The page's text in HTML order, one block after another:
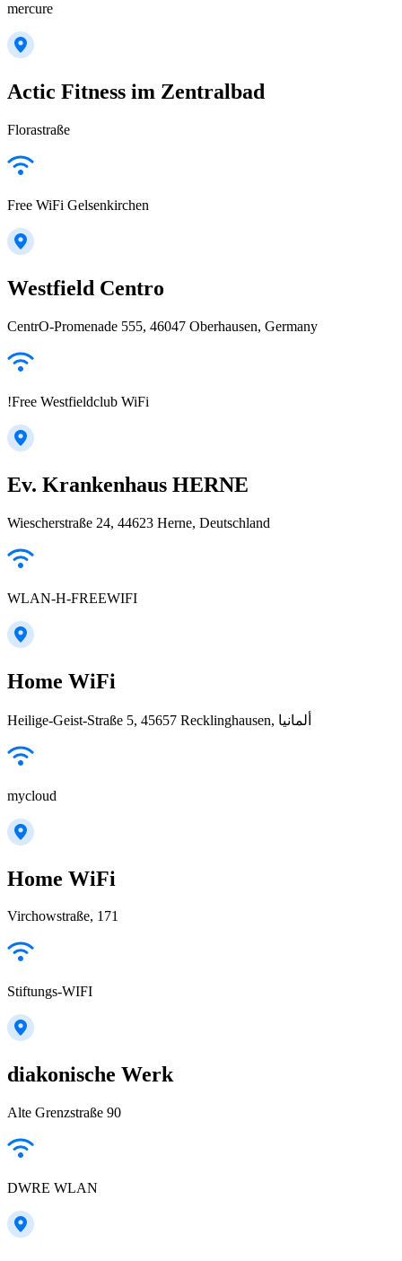
mercure
Actic Fitness im Zentralbad
Florastraße
Free WiFi Gelsenkirchen
Westfield Centro
CentrO-Promenade 555, 46047 Oberhausen, Germany
!Free Westfieldclub WiFi
Ev. Krankenhaus HERNE
Wiescherstraße 24, 44623 Herne, Deutschland
WLAN-H-FREEWIFI
Home WiFi
Heilige-Geist-Straße 5, 45657 Recklinghausen, ألمانيا
mycloud
Home WiFi
Virchowstraße, 171
Stiftungs-WIFI
diakonische Werk
Alte Grenzstraße 90
DWRE WLAN